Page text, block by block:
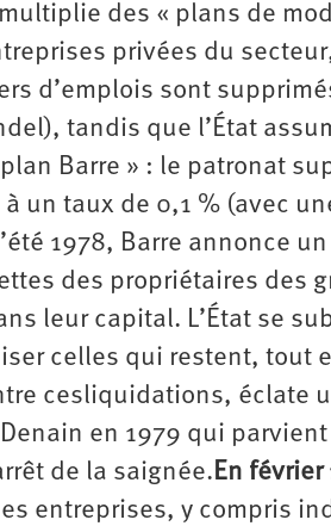
multiplie des « plans de
privées du
d’emplois sont
tandis que l’État
Barre » : le patronat
un taux de 0,1 % (avec
1978, Barre annonce
des propriétaires des
leur capital. L’État se
celles qui restent, tout
cesliquidations, éclate
en 1979 qui
de la saignée.En février
entreprises, y compris